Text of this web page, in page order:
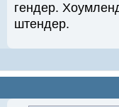
гендер.
штендер.